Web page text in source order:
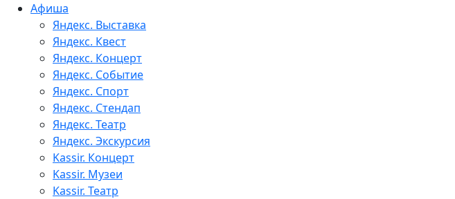
Афиша
Яндекс. Выставка
Яндекс. Квест
Яндекс. Концерт
Яндекс. Событие
Яндекс. Спорт
Яндекс. Стендап
Яндекс. Театр
Яндекс. Экскурсия
Kassir. Концерт
Kassir. Музеи
Kassir. Театр